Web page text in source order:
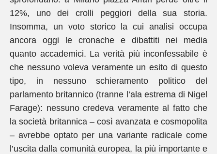
12%, uno dei crolli peggiori della sua storia.
Insomma, un voto storico la cui analisi occupa
ancora oggi le cronache e dibattiti nei media
quanto accademici. La verità più inconfessabile è
che nessuno voleva veramente un esito di questo
tipo, in nessuno schieramento politico del
parlamento britannico (tranne l’ala estrema di Nigel
Farage): nessuno credeva veramente al fatto che
la società britannica – così avanzata e cosmopolita
– avrebbe optato per una variante radicale come
l’uscita dalla comunità europea, la più importante e